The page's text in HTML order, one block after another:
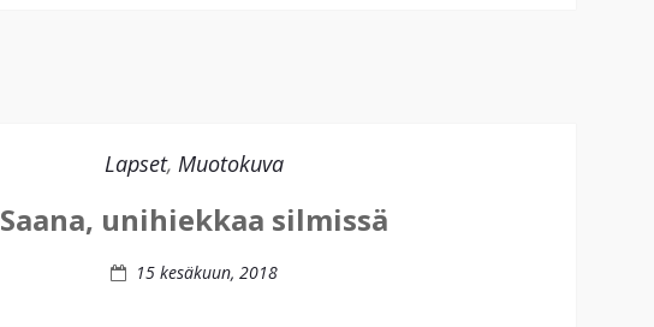
Lapset, Muotokuva
Saana, unihiekkaa silmissä
15 kesäkuun, 2018